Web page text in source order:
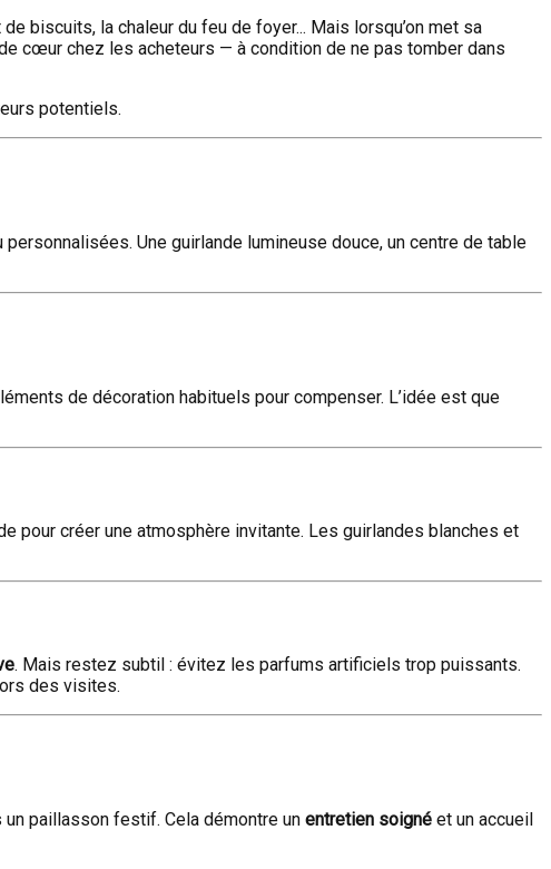
biscuits, la chaleur du feu de foyer... Mais lorsqu’on met sa
cœur chez les acheteurs — à condition de ne pas tomber dans
potentiels.
Une guirlande lumineuse douce, un centre de table
de décoration habituels pour compenser. L’idée est que
pour créer une atmosphère invitante. Les guirlandes blanches et
. Mais restez subtil : évitez les parfums artificiels trop puissants.
des visites.
paillasson festif. Cela démontre un entretien soigné et un accueil